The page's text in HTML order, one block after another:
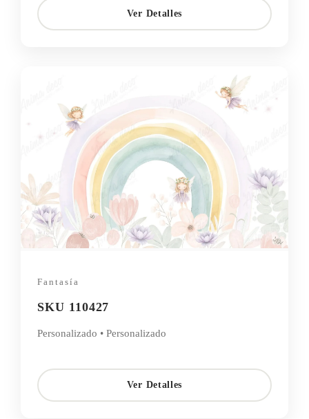
Ver Detalles
Fantasía
SKU 110427
Personalizado • Personalizado
Ver Detalles